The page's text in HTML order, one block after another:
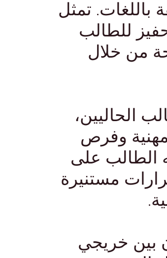
باللغات. تمثل
للطالب
من خلال
الحاليين،
وفرص
الطالب على
مستنيرة
بين خريجي